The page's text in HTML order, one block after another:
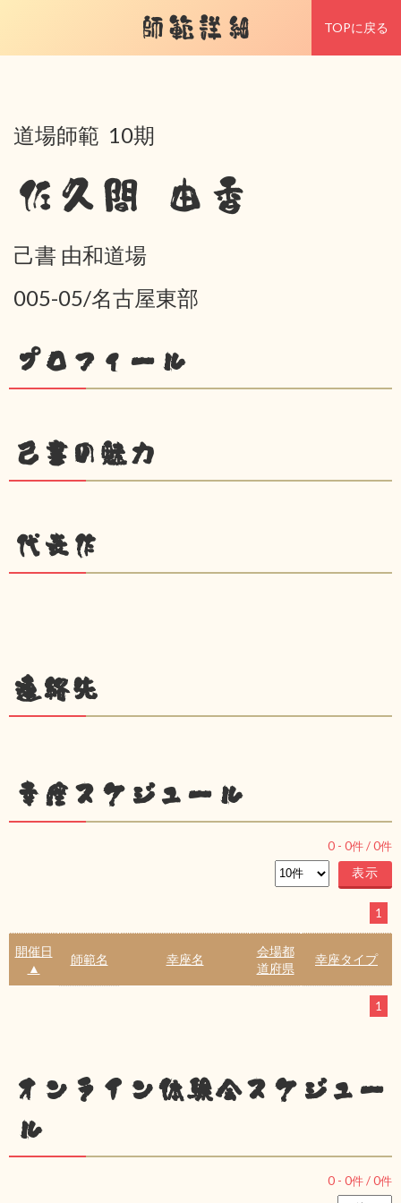
師範詳細 TOPに戻る
道場師範 10期
佐久間 由香
己書 由和道場
005-05/名古屋東部
プロフィール
己書の魅力
代表作
連絡先
幸座スケジュール
0 - 0件 /0件
1
開催日
▲
師範名 幸座名
会場都
道府県
幸座タイプ
1
オンライン体験会スケジュー
ル
0 - 0件 /0件